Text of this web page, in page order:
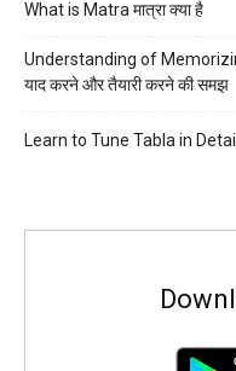
What is Matra मात्रा क्या है
Understanding of
याद करने और तैयारी करने की समझ
Learn to Tune Tabla in